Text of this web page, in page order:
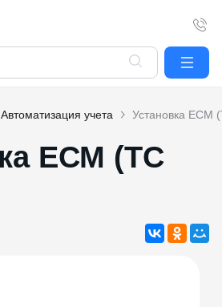
Автоматизация учета Установка ЕСМ
ЕСМ (ТС